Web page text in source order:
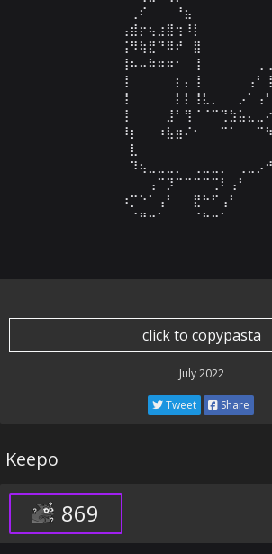
click to copypasta
July 2022
Tweet Share
Keepo
869